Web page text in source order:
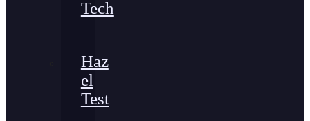
Tech
Haz
el
Test